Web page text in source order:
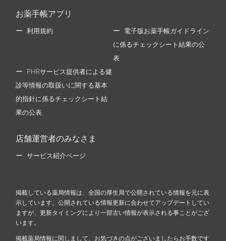
お薬手帳アプリ
利用規約 電子版お薬手帳ガイドライン
に係るチェックシート結果の公
表
PHRサービス提供者による健
診等情報の取扱いに関する基本
的指針に係るチェックシート結
果の公表
店舗運営者のみなさま
サービス紹介ページ
掲載している薬局情報は、全国の厚生局で公開されている情報を元に表
示しています。公開されている情報更新に合わせてアップデートしてい
ますが、更新タイミングにより一部古い情報が表示される事ことがござ
います。
掲載薬局情報に関しまして、お気づきの点がございましたらお手数です